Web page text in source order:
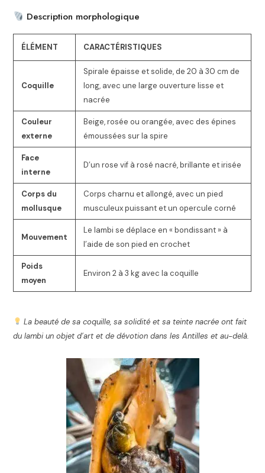
Description morphologique
ÉLÉMENT CARACTÉRISTIQUES
Coquille
Spirale épaisse et solide, de 20 à 30 cm de
long, avec une large ouverture lisse et
nacrée
Couleur
externe
Beige, rosée ou orangée, avec des épines
émoussées sur la spire
Face
interne
D’un rose vif à rosé nacré, brillante et irisée
Corps du
mollusque
Corps charnu et allongé, avec un pied
musculeux puissant et un opercule corné
Mouvement
Le lambi se déplace en « bondissant » à
l’aide de son pied en crochet
Poids
moyen
Environ 2 à 3 kg avec la coquille
La beauté de sa coquille, sa solidité et sa teinte nacrée ont fait
du lambi un objet d’art et de dévotion dans les Antilles et au-delà.